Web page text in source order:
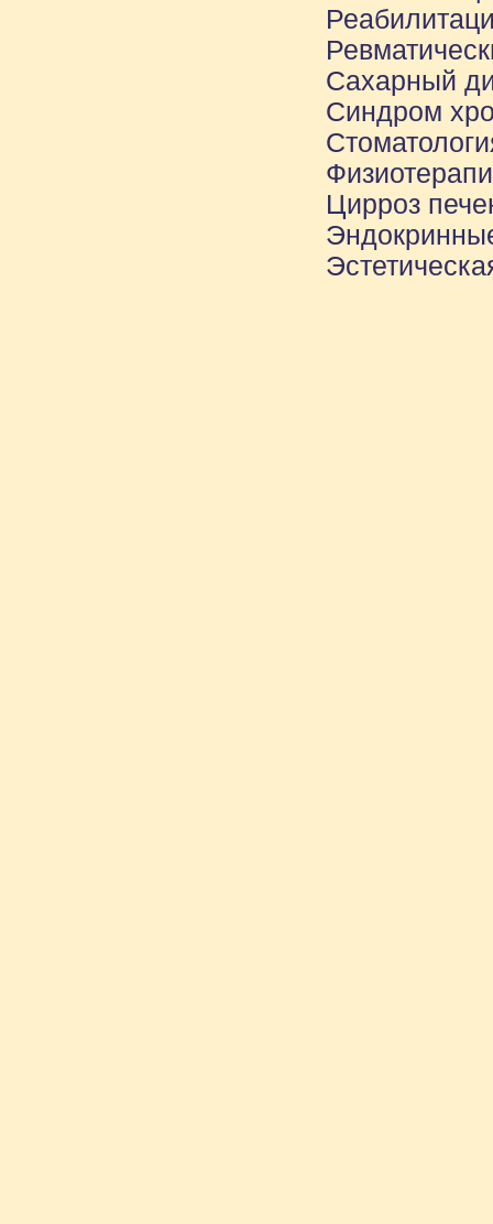
Сахарный
Синдром
Цирроз